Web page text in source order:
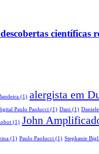
científicas
(1) alergista em
Paulo Paolucci (1) Dani (1)
(1) John
(1) Paulo Paolucci (1) Stephanie